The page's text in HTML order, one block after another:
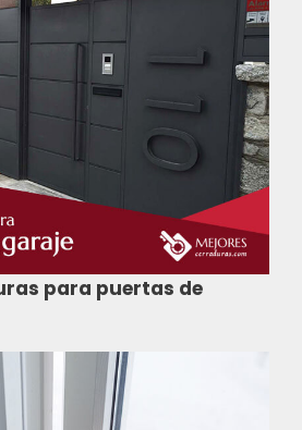
para puertas de